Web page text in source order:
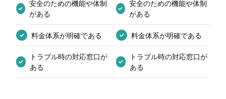
✓
安全のための機能や体制
がある
✓
安全のための機能や体制
がある
✓ 料金体系が明確である ✓ 料金体系が明確である
✓
トラブル時の対応窓口が
ある
✓
トラブル時の対応窓口が
ある